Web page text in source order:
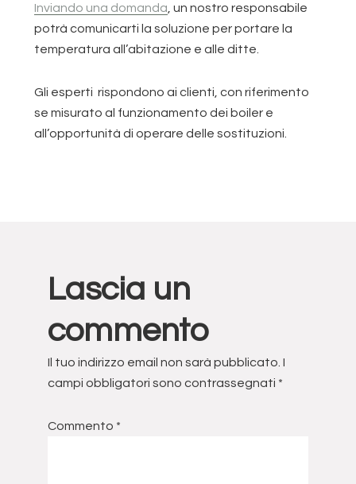
Inviando una domanda , un nostro responsabile
potrà comunicarti la soluzione per portare la
temperatura all’abitazione e alle ditte.
Gli esperti rispondono ai clienti, con riferimento
se misurato al funzionamento dei boiler e
all’opportunità di operare delle sostituzioni.
del
lettore
Lascia un
commento
Il tuo indirizzo email non sarà pubblicato. I
campi obbligatori sono contrassegnati *
Commento *